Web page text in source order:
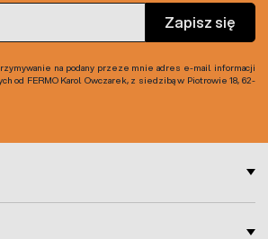
Zapisz się
na podany przeze mnie adres e-mail informacji
od FERMO Karol Owczarek, z siedzibą w Piotrowie 18, 62-